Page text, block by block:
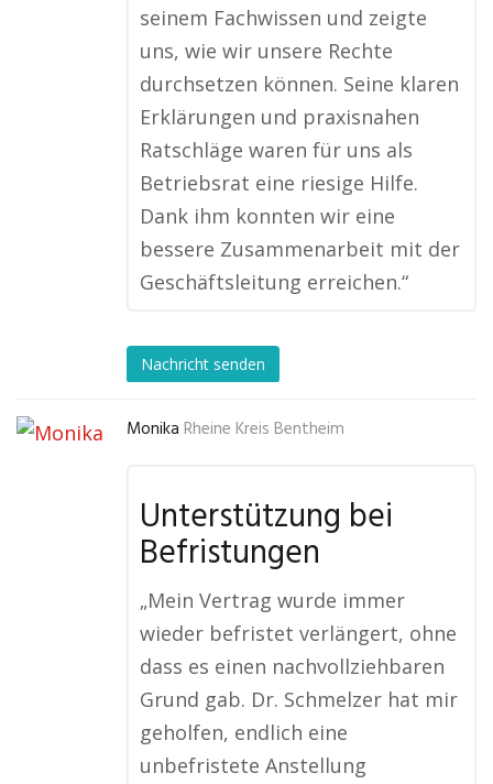
seinem Fachwissen und zeigte
uns, wie wir unsere Rechte
durchsetzen können. Seine klaren
Erklärungen und praxisnahen
Ratschläge waren für uns als
Betriebsrat eine riesige Hilfe.
Dank ihm konnten wir eine
bessere Zusammenarbeit mit der
Geschäftsleitung erreichen.“
Nachricht senden
Monika Rheine Kreis Bentheim
Unterstützung bei
Befristungen
„Mein Vertrag wurde immer
wieder befristet verlängert, ohne
dass es einen nachvollziehbaren
Grund gab. Dr. Schmelzer hat mir
geholfen, endlich eine
unbefristete Anstellung